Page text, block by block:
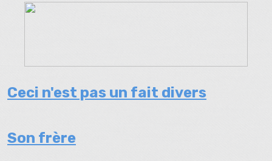
Ceci n'est pas un fait divers
Son frère